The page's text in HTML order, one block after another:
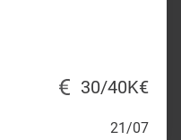
30/40K€
21/07